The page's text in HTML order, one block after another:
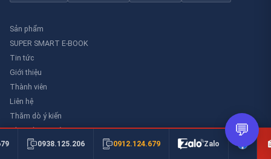
Sản phẩm
SUPER SMART E-BOOK
Tin tức
Giới thiệu
Thành viên
Liên hệ
Thăm dò ý kiến
Thư viên an toàn
0938.125.206 0912.124.679 Zalo
💬